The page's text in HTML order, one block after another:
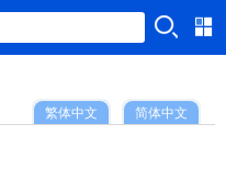
简体中文
繁体中文